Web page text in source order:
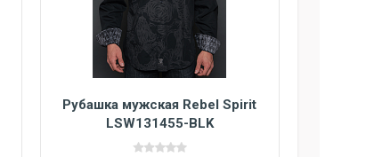
Рубашка мужская Rebel Spirit
LSW131455-BLK